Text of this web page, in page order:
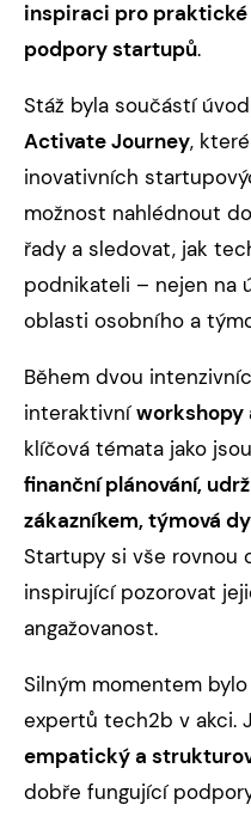
inspiraci pro
podpory startupů.
Stáž byla součástí
Activate Journey,
inovativních
možnost nahlédnout
řady a sledovat, jak
podnikateli – nejen na
oblasti osobního a
Během dvou
interaktivníworkshopy
klíčová témata jako jsou
finanční plánování,
zákazníkem, týmová
Startupy si vše rovnou
inspirující pozorovat
angažovanost.
Silným momentem
expertů tech2b v akci.
empatický a
dobře fungující